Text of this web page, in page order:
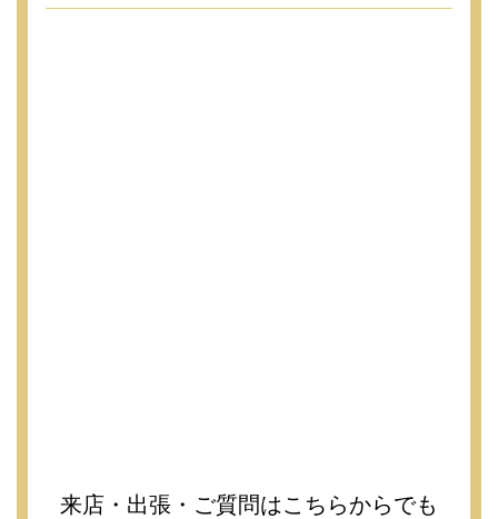
来店・出張・ご質問はこちらからでも